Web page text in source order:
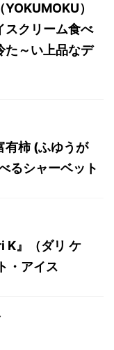
YOKUMOKU）
スクリーム食べ
た～い上品なデ
有柿 (ふゆうが
るシャーベット
K』（ダリ ケ
・アイス